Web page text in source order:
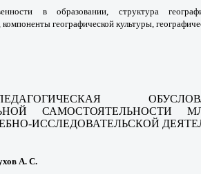
в образовании, структура
компоненты географической культуры,
ПЕДАГОГИЧЕСКАЯ
ИССЛЕДОВАТЕЛЬСКОЙ
А. С.